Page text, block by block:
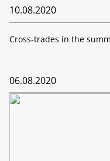
10.08.2020
Cross-trades in the
06.08.2020